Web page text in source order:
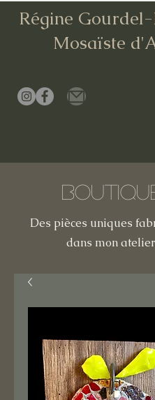
Régine
Mosaïste d
Des pièces uniques
dans mon